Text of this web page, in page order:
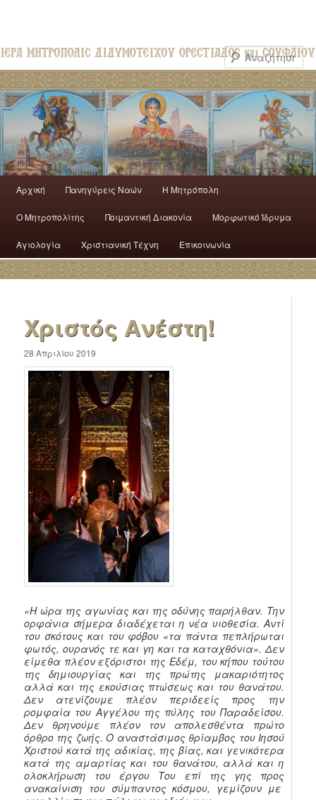
Αρχική Πανηγύρεις Ναών H Mητρόπολη
Ο Mητροπολίτης Ποιμαντική Διακονία Μορφωτικό Ίδρυμα
Αγιολογία Χριστιανική Τέχνη Επικοινωνία
Χριστός Ανέστη!
28 Απριλίου 2019
«Η ώρα της αγωνίας και της οδύνης παρήλθαν. Την
ορφάνια σήμερα διαδέχεται η νέα υιοθεσία. Αντί
του σκότους και του φόβου «τα πάντα πεπλήρωται
φωτός, ουρανός τε και γη και τα καταχθόνια». Δεν
είμεθα πλέον εξόριστοι της Εδέμ, του κήπου τούτου
της δημιουργίας και της πρώτης μακαριότητος
αλλά και της εκούσιας πτώσεως και του θανάτου.
Δεν ατενίζουμε πλέον περιδεείς προς την
ρομφαία του Αγγέλου της πύλης του Παραδείσου.
Δεν θρηνούμε πλέον τον απολεσθέντα πρώτο
όρθρο της ζωής. Ο αναστάσιμος θρίαμβος του Ιησού
Χριστού κατά της αδικίας, της βίας, και γενικότερα
κατά της αμαρτίας και του θανάτου, αλλά και η
ολοκλήρωση του έργου Του επί της γης προς
ανακαίνιση του σύμπαντος κόσμου, γεμίζουν με